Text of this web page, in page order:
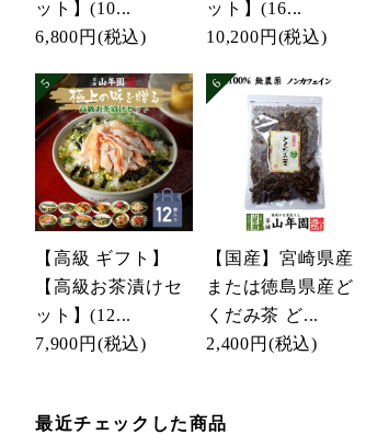
ット】(10...
6,800円 (税込)
ット】(16...
10,200円 (税込)
【高級 ギフト】
【高級お茶漬けセ
ット】(12...
7,900円 (税込)
【国産】宮崎県産
または徳島県産ど
くだみ茶 ど...
2,400円 (税込)
最近チェックした商品